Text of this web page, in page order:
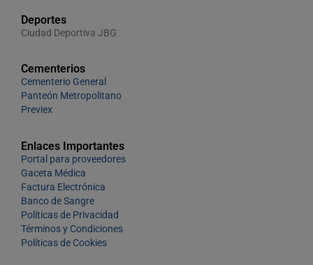
Deportes
Ciudad Deportiva JBG
Cementerios
Cementerio General
Panteón Metropolitano
Previex
Enlaces Importantes
Portal para proveedores
Gaceta Médica
Factura Electrónica
Banco de Sangre
Políticas de Privacidad
Términos y Condiciones
Políticas de Cookies